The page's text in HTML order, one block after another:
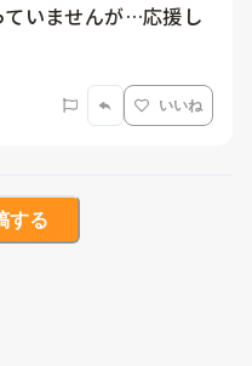
ていませんが…応援し
いいね
する